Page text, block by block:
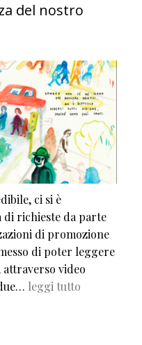
del nostro
ci si è
di richieste da parte
di promozione
di poter leggere
video
leggi tutto